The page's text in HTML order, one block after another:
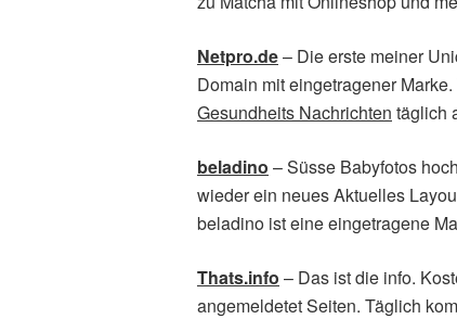
Netpro.de– Die erste meiner
Domain mit eingetragener
Gesundheits Nachrichten täglich
beladino – Süsse Babyfotos
wieder ein neues Aktuelles
beladino ist eine eingetragene
Thats.info – Das ist die info.
angemeldetet Seiten. Täglich